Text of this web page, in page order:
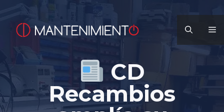
Saltar
contenido
CD
Recambios